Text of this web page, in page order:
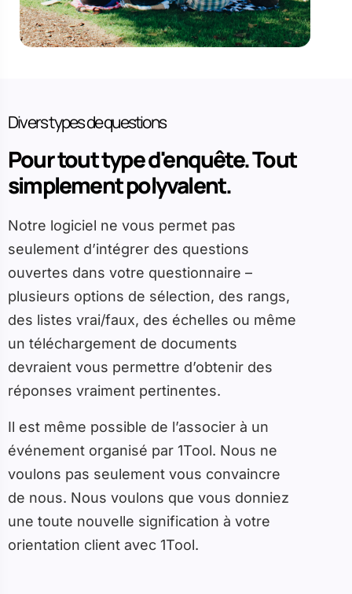
Divers types de questions
Pour tout type d'enquête. Tout
simplement polyvalent.
Notre logiciel ne vous permet pas
seulement d’intégrer des questions
ouvertes dans votre questionnaire –
plusieurs options de sélection, des rangs,
des listes vrai/faux, des échelles ou même
un téléchargement de documents
devraient vous permettre d’obtenir des
réponses vraiment pertinentes.
Il est même possible de l’associer à un
événement organisé par 1Tool. Nous ne
voulons pas seulement vous convaincre
de nous. Nous voulons que vous donniez
une toute nouvelle signification à votre
orientation client avec 1Tool.